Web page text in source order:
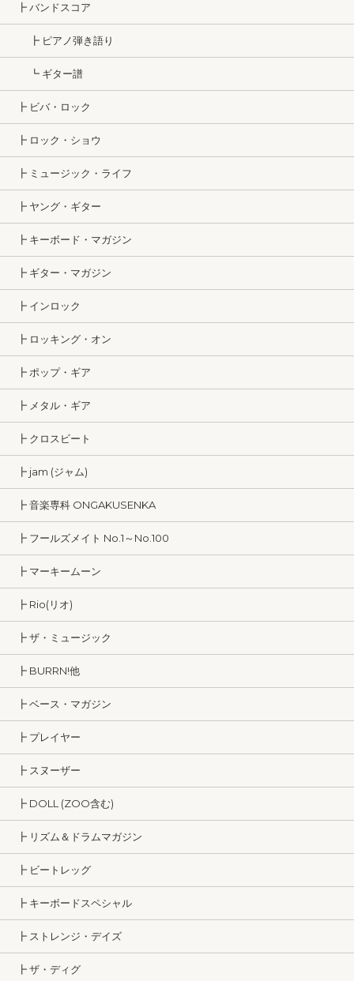
┣ バンドスコア
┣ ピアノ弾き語り
┗ ギター譜
┣ ビバ・ロック
┣ ロック・ショウ
┣ ミュージック・ライフ
┣ ヤング・ギター
┣ キーボード・マガジン
┣ ギター・マガジン
┣ インロック
┣ ロッキング・オン
┣ ポップ・ギア
┣ メタル・ギア
┣ クロスビート
┣ jam (ジャム)
┣ 音楽専科 ONGAKUSENKA
┣ フールズメイト No.1～No.100
┣ マーキームーン
┣ Rio(リオ)
┣ ザ・ミュージック
┣ BURRN!他
┣ ベース・マガジン
┣ プレイヤー
┣ スヌーザー
┣ DOLL (ZOO含む)
┣ リズム＆ドラムマガジン
┣ ビートレッグ
┣ キーボードスペシャル
┣ ストレンジ・デイズ
┣ ザ・ディグ